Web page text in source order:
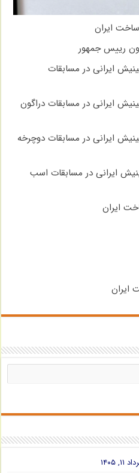
ایران
رییس جمهور
ایرانی در مسابقات
ایرانی در مسابقات دراگون
ایرانی در مسابقات دوچرخه
ایرانی در مسابقات اسب
ایران
ایران
۱۱, ۱۴۰۵